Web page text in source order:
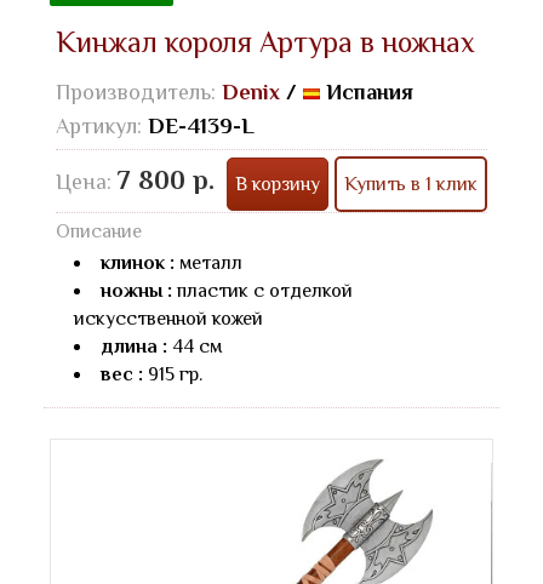
Кинжал короля Артура в ножнах
Производитель: Denix /
Испания
Артикул: DE-4139-L
Цена: 7 800 р. В корзину Купить в 1 клик
Описание
клинок : металл
ножны :пластик с отделкой
искусственной кожей
длина : 44 см
вес : 915 гр.